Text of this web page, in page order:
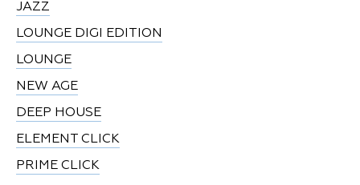
JAZZ
LOUNGE DIGI EDITION
LOUNGE
NEW AGE
DEEP HOUSE
ELEMENT CLICK
PRIME CLICK